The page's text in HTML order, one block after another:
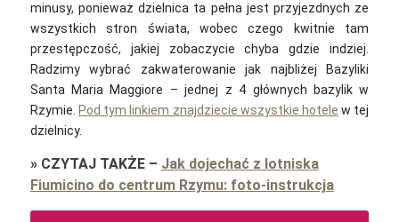
minusy, ponieważ dzielnica ta pełna jest przyjezdnych ze
wszystkich stron świata, wobec czego kwitnie tam
przestępczość, jakiej zobaczycie chyba gdzie indziej.
Radzimy wybrać zakwaterowanie jak najbliżej Bazyliki
Santa Maria Maggiore – jednej z 4 głównych bazylik w
Rzymie. Pod tym linkiem znajdziecie wszystkie hotele w tej
dzielnicy.
» CZYTAJ TAKŻE– Jak dojechać z lotniska
Fiumicino do centrum Rzymu: foto-instrukcja